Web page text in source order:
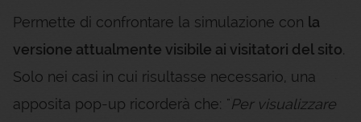
Permette di confrontare la simulazione con la
versione attualmente visibile ai visitatori del sito.
Solo nei casi in cui risultasse necessario, una
apposita pop-up ricorderà che: "Per visualizzare